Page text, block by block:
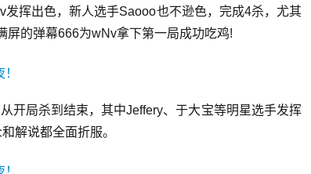
挥出色，新人选手Saooo也不逊色，完成4杀，尤其
屏的弹幕666为wNv拿下第一局成功吃鸡!
局杀到结束，其中Jeffery、于大宝等明星选手发挥
解说都全面折服。